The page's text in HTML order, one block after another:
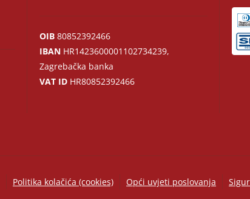
OIB80852392466
IBANHR1423600001102734239,
Zagrebačka banka
VAT IDHR80852392466
Politika kolačića (cookies) Opći uvjeti poslovanja